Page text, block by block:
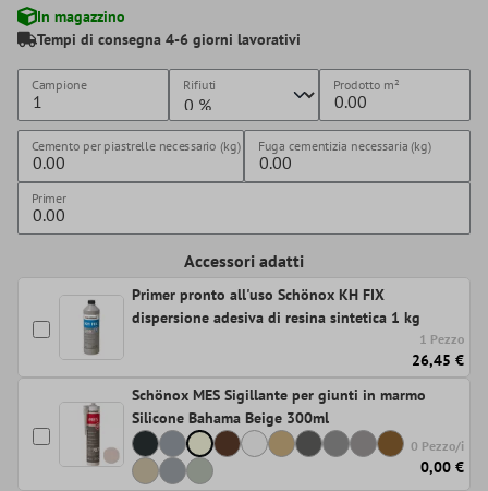
In magazzino
Tempi di consegna 4-6 giorni lavorativi
Campione Rifiuti Prodotto m²
Cemento per piastrelle necessario (kg) Fuga cementizia necessaria (kg)
Primer
Accessori adatti
Primer pronto all'uso Schönox KH FIX
dispersione adesiva di resina sintetica 1 kg
1 Pezzo
26,45 €
Schönox MES Sigillante per giunti in marmo
Silicone Bahama Beige 300ml
0 Pezzo/i
0,00 €